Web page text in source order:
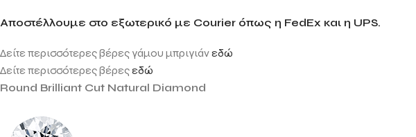
Αποστέλλουμε στο εξωτερικό με Courier όπως η FedEx και η UPS.
Δείτε περισσότερες βέρες γάμου μπριγιάνεδώ
Δείτε περισσότερες βέρεςεδώ
Round Brilliant Cut Natural Diamond